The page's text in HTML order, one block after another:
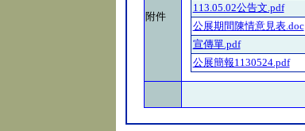
附件
113.05.02公告文.pdf
公展期間陳情意見表.doc
宣傳單.pdf
公展簡報1130524.pdf